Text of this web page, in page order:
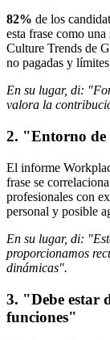
82% de los
esta frase como
Culture Trends de
no pagadas y
En su lugar, di:
valora la
2. "Entorno
El informe
frase se
profesionales con
personal y posible
En su lugar, di:
proporcionamos
dinámicas".
3. "Debe estar
funciones"